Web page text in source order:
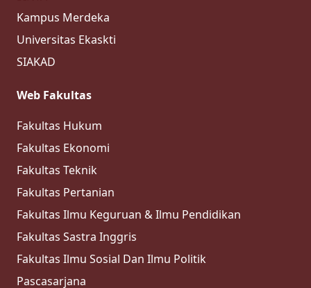
Kampus Merdeka
Universitas Ekaskti
SIAKAD
Web Fakultas
Fakultas Hukum
Fakultas Ekonomi
Fakultas Teknik
Fakultas Pertanian
Fakultas Ilmu Keguruan & Ilmu Pendidikan
Fakultas Sastra Inggris
Fakultas Ilmu Sosial Dan Ilmu Politik
Pascasarjana